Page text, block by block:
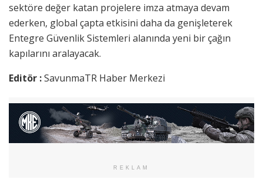
sektöre değer katan projelere imza atmaya devam
ederken, global çapta etkisini daha da genişleterek
Entegre Güvenlik Sistemleri alanında yeni bir çağın
kapılarını aralayacak.
Editör :SavunmaTR Haber Merkezi
REKLAM